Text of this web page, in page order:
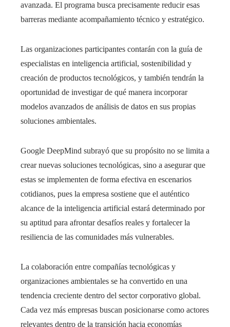
avanzada. El programa busca precisamente reducir esas
barreras mediante acompañamiento técnico y estratégico.
Las organizaciones participantes contarán con la guía de
especialistas en inteligencia artificial, sostenibilidad y
creación de productos tecnológicos, y también tendrán la
oportunidad de investigar de qué manera incorporar
modelos avanzados de análisis de datos en sus propias
soluciones ambientales.
Google DeepMind subrayó que su propósito no se limita a
crear nuevas soluciones tecnológicas, sino a asegurar que
estas se implementen de forma efectiva en escenarios
cotidianos, pues la empresa sostiene que el auténtico
alcance de la inteligencia artificial estará determinado por
su aptitud para afrontar desafíos reales y fortalecer la
resiliencia de las comunidades más vulnerables.
La colaboración entre compañías tecnológicas y
organizaciones ambientales se ha convertido en una
tendencia creciente dentro del sector corporativo global.
Cada vez más empresas buscan posicionarse como actores
relevantes dentro de la transición hacia economías